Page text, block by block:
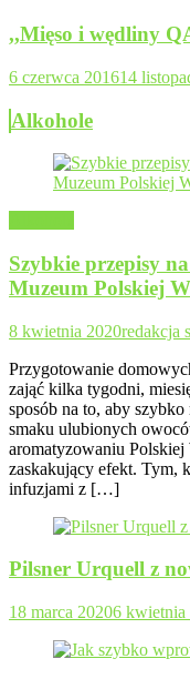
,,Mięso i wędliny
6 czerwca 201614
Alkohole
Szybkie przepisy
Muzeum Polskiej
8 kwietnia 2020redakcja
Przygotowanie
zająć kilka tygodni,
sposób na to, aby
smaku ulubionych
aromatyzowaniu
zaskakujący efekt. Tym,
infuzjami z […]
Pilsner Urquell z
18 marca 20206 kwietnia